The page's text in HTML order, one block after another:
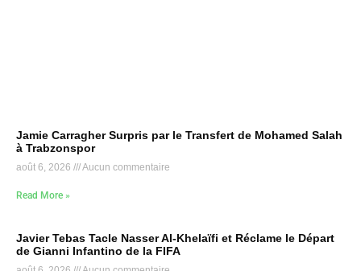
Jamie Carragher Surpris par le Transfert de Mohamed Salah
à Trabzonspor
août 6, 2026 Aucun commentaire
Read More »
Javier Tebas Tacle Nasser Al-Khelaïfi et Réclame le Départ
de Gianni Infantino de la FIFA